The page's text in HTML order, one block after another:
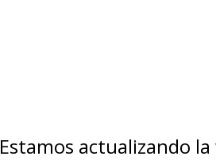
Estamos actualizando